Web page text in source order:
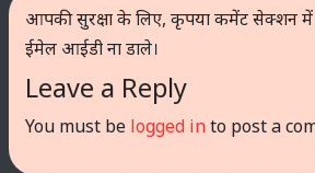
आपकी सुरक्षा के लिए, कृपया कमेंट सेक्शन में
ईमेल आईडी ना डाले।
Leave a Reply
You must be logged in to post a